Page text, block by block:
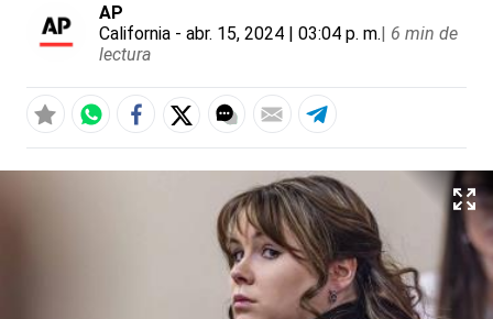
AP
California - abr. 15, 2024 | 03:04 p. m.| 6 min de
lectura